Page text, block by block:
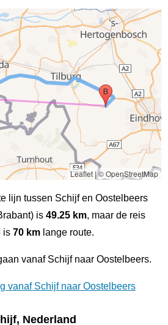
Leaflet|© OpenStreetMap
lijn tussen Schijf en Oostelbeers
is 49.25 km, maar de reis
is 70 kmlange route.
vanaf Schijf naar Oostelbeers.
vanaf Schijf naar Oostelbeers
Nederland